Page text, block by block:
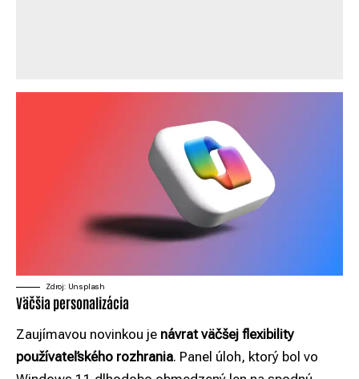
Zdroj: Unsplash
Väčšia personalizácia
Zaujímavou novinkou je návrat väčšej flexibility
používateľského rozhrania. Panel úloh, ktorý bol vo